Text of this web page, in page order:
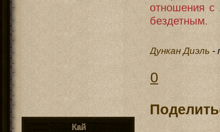
отношения
бездетным.
Дункан Диэль-
0
Кай